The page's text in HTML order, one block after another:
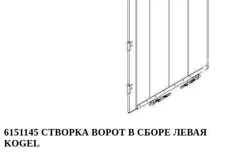
6151145 СТВОРКА ВОРОТ В СБОРЕ ЛЕВАЯ
KOGEL